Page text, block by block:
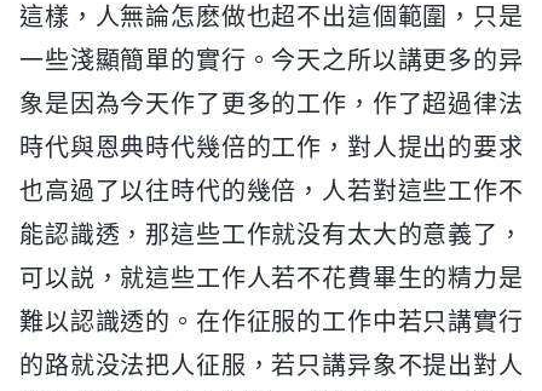
這樣，人無論怎麽做也超不出這個範圍，只是
一些淺顯簡單的實行。今天之所以講更多的异
象是因為今天作了更多的工作，作了超過律法
時代與恩典時代幾倍的工作，對人提出的要求
也高過了以往時代的幾倍，人若對這些工作不
能認識透，那這些工作就没有太大的意義了，
可以説，就這些工作人若不花費畢生的精力是
難以認識透的。在作征服的工作中若只講實行
的路就没法把人征服，若只講异象不提出對人